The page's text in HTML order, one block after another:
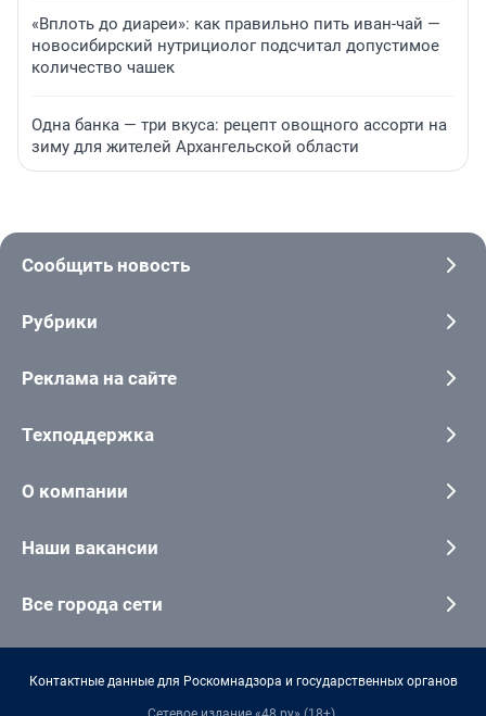
«Вплоть до диареи»: как правильно пить иван-чай —
новосибирский нутрициолог подсчитал допустимое
количество чашек
Одна банка — три вкуса: рецепт овощного ассорти на
зиму для жителей Архангельской области
Сообщить новость
Рубрики
Реклама на сайте
Техподдержка
О компании
Наши вакансии
Все города сети
Контактные данные для Роскомнадзора и государственных органов